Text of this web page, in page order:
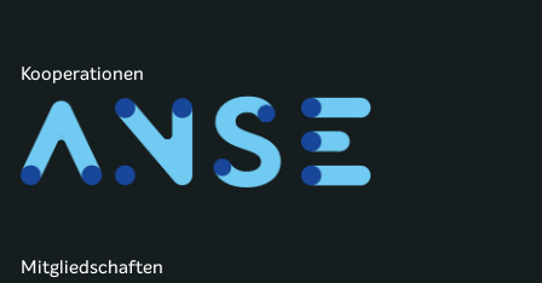
Kooperationen
Mitgliedschaften